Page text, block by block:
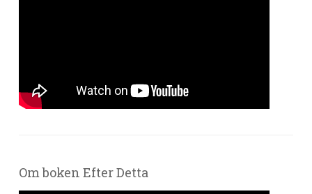
Om boken Efter Detta